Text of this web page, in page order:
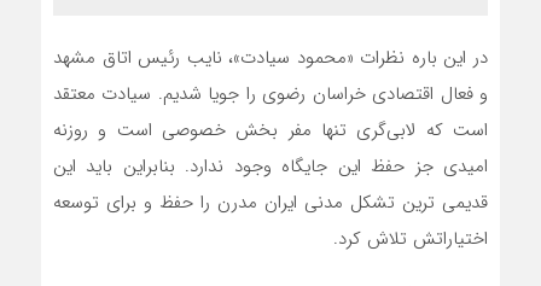
در این باره نظرات «محمود سیادت»، نایب رئیس اتاق مشهد
و فعال اقتصادی خراسان رضوی را جویا شدیم. سیادت معتقد
است که لابی‌گری تنها مفر بخش خصوصی است و روزنه
امیدی جز حفظ این جایگاه وجود ندارد. بنابراین باید این
قدیمی ترین تشکل مدنی ایران مدرن را حفظ و برای توسعه
اختیاراتش تلاش کرد.